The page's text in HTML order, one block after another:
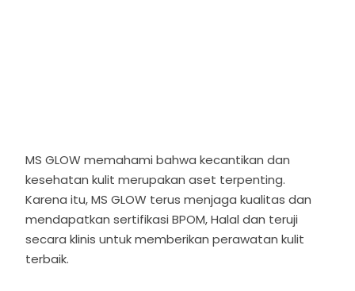
MS GLOW memahami bahwa kecantikan dan
kesehatan kulit merupakan aset terpenting.
Karena itu, MS GLOW terus menjaga kualitas dan
mendapatkan sertifikasi BPOM, Halal dan teruji
secara klinis untuk memberikan perawatan kulit
terbaik.